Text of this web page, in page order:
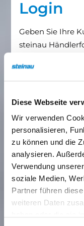
Diese Webseite
Wir verwenden
personalisieren,
zu können und die
analysieren.
Verwendung
soziale Medien,
Partner führen
weiteren Daten
Login
Geben Sie Ihre
steinau
Kundenummer
Passwort